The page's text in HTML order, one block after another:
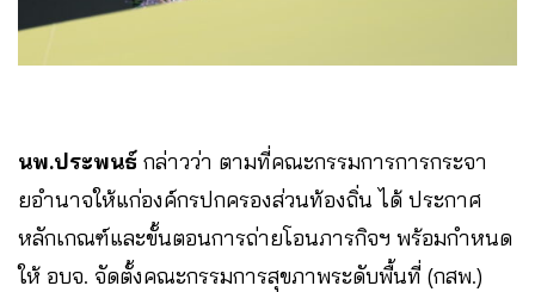
นพ.ประพนธ์ กล่าวว่า ตามที่คณะกรรมการการกระจา
ยอำนาจให้แก่องค์กรปกครองส่วนท้องถิ่น ได้ ประกาศ
หลักเกณฑ์และขั้นตอนการถ่ายโอนภารกิจฯ พร้อมกำหนด
ให้ อบจ. จัดตั้งคณะกรรมการสุขภาพระดับพื้นที่ (กสพ.)